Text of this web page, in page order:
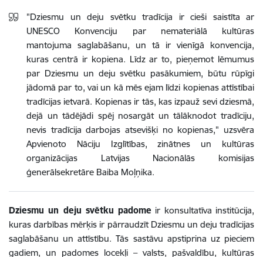
"Dziesmu un deju svētku tradīcija ir cieši saistīta ar
UNESCO Konvenciju par nemateriālā kultūras
mantojuma saglabāšanu, un tā ir vienīgā konvencija,
kuras centrā ir kopiena. Līdz ar to, pieņemot lēmumus
par Dziesmu un deju svētku pasākumiem, būtu rūpīgi
jādomā par to, vai un kā mēs ejam līdzi kopienas attīstībai
tradīcijas ietvarā. Kopienas ir tās, kas izpauž sevi dziesmā,
dejā un tādējādi spēj nosargāt un tālāknodot tradīciju,
nevis tradīcija darbojas atsevišķi no kopienas," uzsvēra
Apvienoto Nāciju Izglītības, zinātnes un kultūras
organizācijas Latvijas Nacionālās komisijas
ģenerālsekretāre Baiba Moļņika.
Dziesmu un deju svētku padome ir konsultatīva institūcija,
kuras darbības mērķis ir pārraudzīt Dziesmu un deju tradīcijas
saglabāšanu un attīstību. Tās sastāvu apstiprina uz pieciem
gadiem, un padomes locekļi – valsts, pašvaldību, kultūras